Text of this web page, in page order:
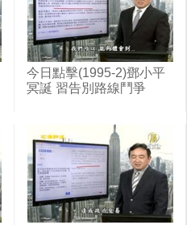
今日點擊(1995-2)鄧小平
冥誕 習告別路線鬥爭